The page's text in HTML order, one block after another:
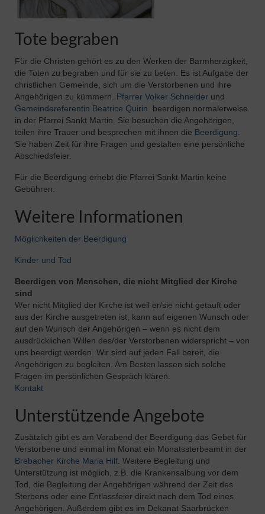
Tote begraben
Für die Christen gehört es zu den Werken der Barmherzigkeit,
die Toten zu begraben und für sie zu beten. Es ist Aufgabe der
christlichen Gemeinde, sich um die Verstorbenen und ihre
Angehörigen zu kümmern. Pfarrer Volker Schneider und
Gemeindereferentin Beatrice Quirin beerdigen normalerweise
in der Pfarrei Sankt Martin. Sie besuchen die Angehörigen,
teilen ihre Trauer und besprechen mit ihnen die Beerdigung
Sie haben Zeit für ihre Fragen und gestalten eine persönliche
Abschiedsfeier.
Für die Beerdigung erhebt die Pfarrei Sankt Martin keine
Gebühren.
Weitere Informationen
Möglichkeiten der Beerdigung
Kinder und Tod
Beerdigen von Menschen, die nicht Mitglied der Kirche
sind
Wer nicht Mitglied der Kirche ist weil er/sie nicht getauft oder
aus der Kirche ausgetreten ist, kann auf eigenen Wunsch oder
auf den Wunsch der Angehörigen – wenn es nicht dem
ausdrücklichen Willen des/der Verstorbenen widerspricht – von
uns beerdigt werden. Wir sind auf jeden Fall bereit, die
Angehörigen zu begleiten. Am Besten lassen sich solche
Fragen im persönlichen Gespräch klären.
Kontakt
Unterstützende Angebote
Zusätzlich gibt es am Vorabend der Beerdigung das Gebet für
Verstorbene und einmal im Monat ein Monatssterbeamt in der
Brebacher Kirche Maria Hilf. Weitere Begleitung und
Unterstützung ist möglich, z.B. die Krankensalbung vor dem
Tod, die Begleitung der Angehörigen während der Zeit des
Sterbens oder eine Entlassfeier direkt nach dem Tod eines
Angehörigen. Außerdem gibt es im Dekanat Saarbrücken